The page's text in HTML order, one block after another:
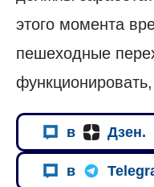
этого момента
пешеходные
в Дзен.
в